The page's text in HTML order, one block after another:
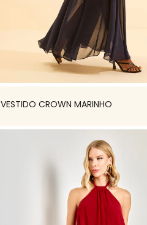
VESTIDO CROWN MARINHO